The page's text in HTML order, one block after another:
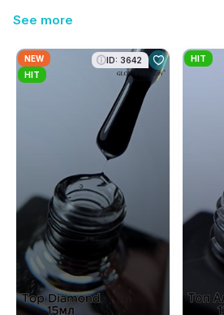
See more
NEW
HIT
ID: 3642 HIT